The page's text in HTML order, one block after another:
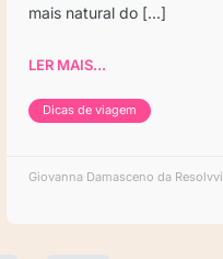
mais natural do [...]
LER MAIS...
Dicas de viagem
Giovanna Damasceno da Resolvvi